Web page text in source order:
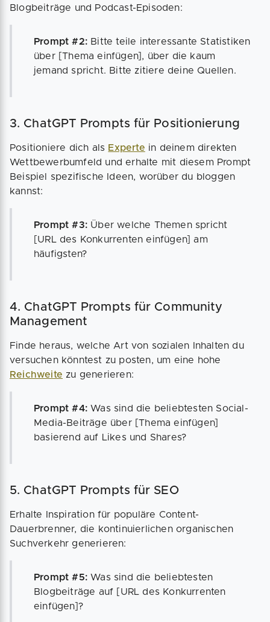
Blogbeiträge und Podcast-Episoden:
Prompt #2: Bitte teile interessante Statistiken
über [Thema einfügen], über die kaum
jemand spricht. Bitte zitiere deine Quellen.
3. ChatGPT Prompts für Positionierung
Positioniere dich als Experte in deinem direkten
Wettbewerbumfeld und erhalte mit diesem Prompt
Beispiel spezifische Ideen, worüber du bloggen
kannst:
Prompt #3: Über welche Themen spricht
[URL des Konkurrenten einfügen] am
häufigsten?
4. ChatGPT Prompts für Community
Management
Finde heraus, welche Art von sozialen Inhalten du
versuchen könntest zu posten, um eine hohe
Reichweite zu generieren:
Prompt #4:Was sind die beliebtesten Social-
Media-Beiträge über [Thema einfügen]
basierend auf Likes und Shares?
5. ChatGPT Prompts für SEO
Erhalte Inspiration für populäre Content-
Dauerbrenner, die kontinuierlichen organischen
Suchverkehr generieren:
Prompt #5:Was sind die beliebtesten
Blogbeiträge auf [URL des Konkurrenten
einfügen]?